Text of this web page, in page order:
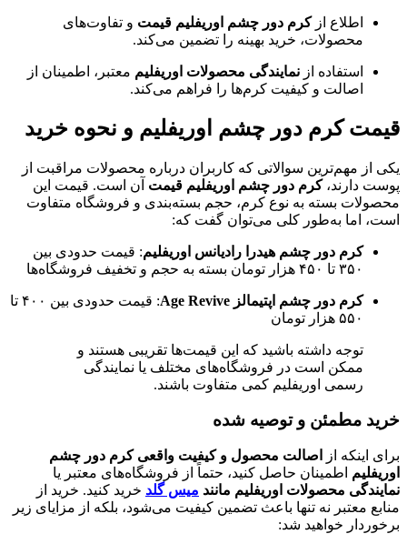
اطلاع ازکرم دور چشم اوریفلیم قیمت و تفاوت‌های
محصولات، خرید بهینه را تضمین می‌کند.
استفاده از نمایندگی محصولات اوریفلیم معتبر، اطمینان از
اصالت و کیفیت کرم‌ها را فراهم می‌کند.
قیمت کرم دور چشم اوریفلیم و نحوه خرید
یکی از مهم‌ترین سوالاتی که کاربران درباره محصولات مراقبت از
پوست دارند،کرم دور چشم اوریفلیم قیمت آن است. قیمت این
محصولات بسته به نوع کرم، حجم بسته‌بندی و فروشگاه متفاوت
است، اما به‌طور کلی می‌توان گفت که:
کرم دور چشم هیدرا رادیانس اوریفلیم: قیمت حدودی بین
۳۵۰ تا ۴۵۰ هزار تومان بسته به حجم و تخفیف فروشگاه‌ها
کرم دور چشم اپتیمالز Age Revive
: قیمت حدودی بین ۴۰۰ تا
۵۵۰ هزار تومان
توجه داشته باشید که این قیمت‌ها تقریبی هستند و
ممکن است در فروشگاه‌های مختلف یا نمایندگی
رسمی اوریفلیم کمی متفاوت باشند.
خرید مطمئن و توصیه شده
برای اینکه از
اصالت محصول و کیفیت واقعی کرم دور چشم
اوریفلیم اطمینان حاصل کنید، حتماً از فروشگاه‌های معتبر یا
نمایندگی محصولات اوریفلیم مانند میس گلد خرید کنید. خرید از
منابع معتبر نه تنها باعث تضمین کیفیت می‌شود، بلکه از مزایای زیر
برخوردار خواهید شد: